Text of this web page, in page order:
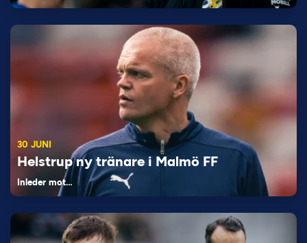
30 JUNI
Helstrup ny tränare i Malmö FF
Inleder mot…